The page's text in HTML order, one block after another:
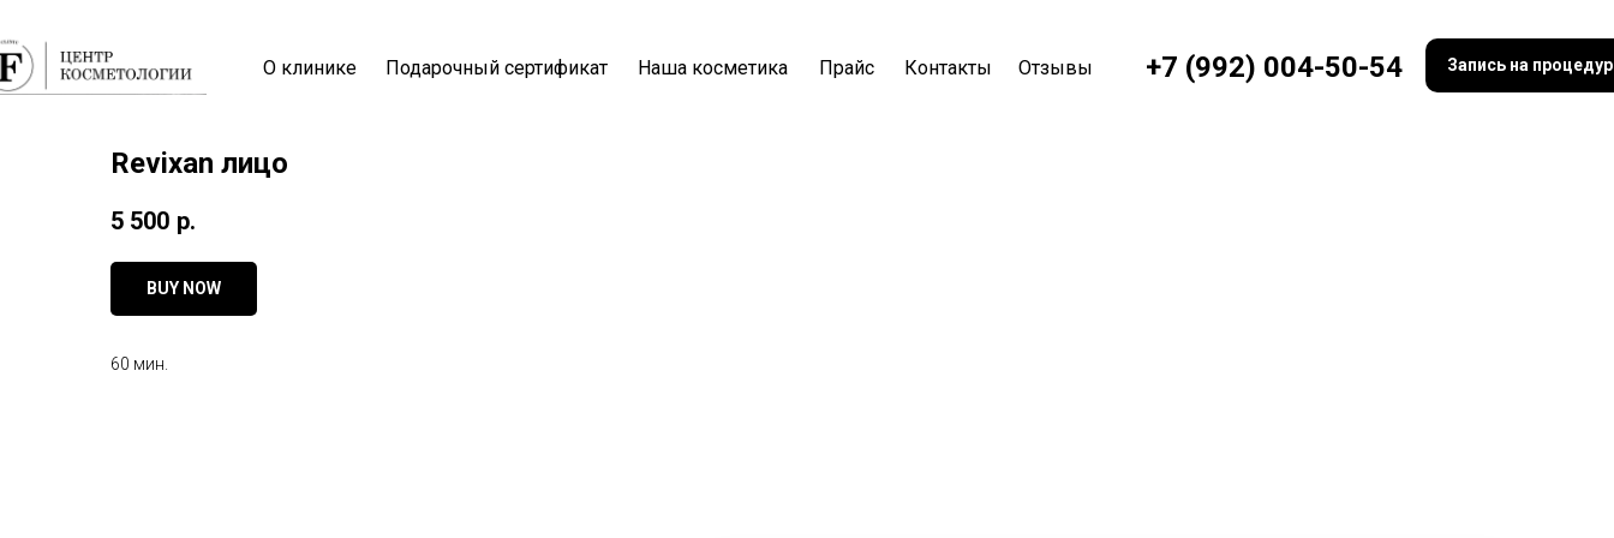
Запись на
+7 (992) 004-50-54
О клинике Подарочный сертификат Контакты
Прайс Отзывы
Наша косметика
Revixan лицо
5 500 р.
BUY NOW
60 мин.